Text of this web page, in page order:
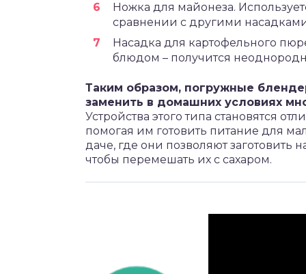
Ножка для майонеза.
сравнении с другими
Насадка для картофельного
блюдом – получится
Таким образом, погружные
заменить в домашних условиях
Устройства этого типа становятся
помогая им готовить питание для
даче, где они позволяют заготовить
чтобы перемешать их с сахаром.